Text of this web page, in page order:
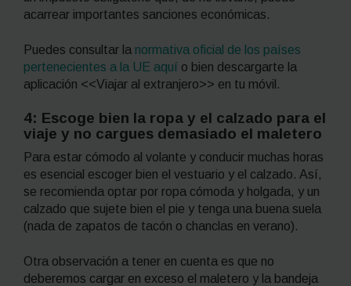
acarrear importantes sanciones económicas.
Puedes consultar la normativa oficial de los países
pertenecientes a la UE aquí o bien descargarte la
aplicación <<Viajar al extranjero>> en tu móvil.
4: Escoge bien la ropa y el calzado para el
viaje y no cargues demasiado el maletero
Para estar cómodo al volante y conducir muchas horas
es esencial escoger bien el vestuario y el calzado. Así,
se recomienda optar por ropa cómoda y holgada, y un
calzado que sujete bien el pie y tenga una buena suela
(nada de zapatos de tacón o chanclas en verano).
Otra observación a tener en cuenta es que no
deberemos cargar en exceso el maletero y la bandeja